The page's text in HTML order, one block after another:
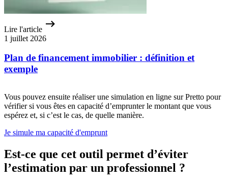
Lire l'article
1 juillet 2026
Plan de financement immobilier : définition et
exemple
Vous pouvez ensuite réaliser une simulation en ligne sur Pretto pour
vérifier si vous êtes en capacité d’emprunter le montant que vous
espérez et, si c’est le cas, de quelle manière.
Je simule ma capacité d'emprunt
Est-ce que cet outil permet d’éviter
l’estimation par un professionnel ?